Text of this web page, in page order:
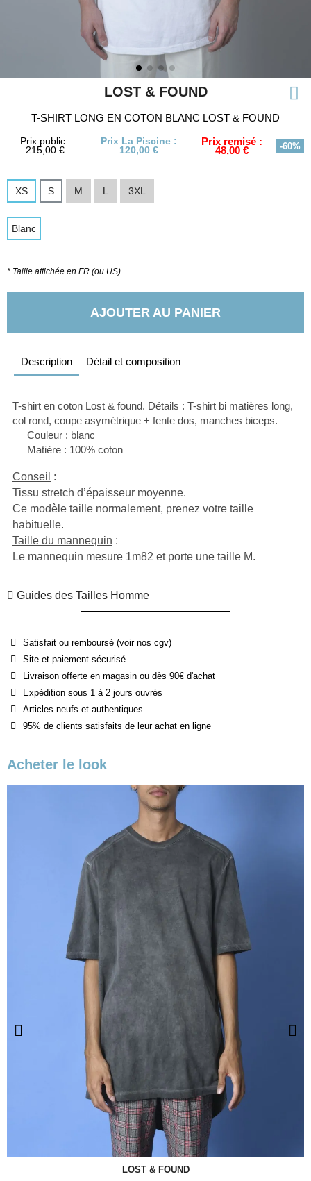
LOST & FOUND
T-SHIRT LONG EN COTON BLANC LOST & FOUND
Prix public :
215,00 €
Prix La Piscine :
120,00 €
Prix remisé :
48,00 € -60%
XS S M L 3XL
Blanc
* Taille affichée en FR (ou US)
AJOUTER AU PANIER
Description Détail et composition
T-shirt en coton Lost & found. Détails : T-shirt bi matières long,
col rond, coupe asymétrique + fente dos, manches biceps.
Couleur : blanc
Matière : 100% coton
Conseil :
Tissu stretch d’épaisseur moyenne.
Ce modèle taille normalement, prenez votre taille
habituelle.
Taille du mannequin :
Le mannequin mesure 1m82 et porte une taille M.
Guides des Tailles Homme
Satisfait ou remboursé (voir nos cgv)
Site et paiement sécurisé
Livraison offerte en magasin ou dès 90€ d'achat
Expédition sous 1 à 2 jours ouvrés
Articles neufs et authentiques
95% de clients satisfaits de leur achat en ligne
Acheter le look
LOST & FOUND